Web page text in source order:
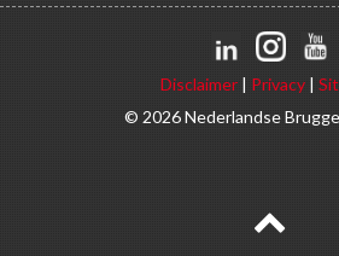
Disclaimer | Privacy |
© 2026 Nederlandse